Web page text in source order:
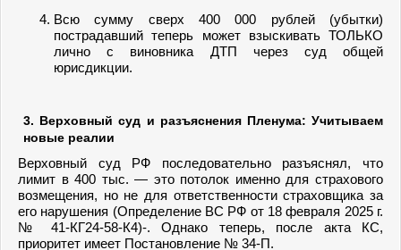
Всю сумму сверх 400 000 рублей (убытки)
пострадавший теперь может взыскивать ТОЛЬКО
лично с виновника ДТП через суд общей
юрисдикции.
3. Верховный суд и разъяснения Пленума: Учитываем
новые реалии
Верховный суд РФ последовательно разъяснял, что
лимит в 400 тыс. — это потолок именно для страхового
возмещения, но не для ответственности страховщика за
его нарушения (Определение ВС РФ от 18 февраля 2025 г.
№ 41-КГ24-58-К4)-. Однако теперь, после акта КС,
приоритет имеет Постановление № 34-П.